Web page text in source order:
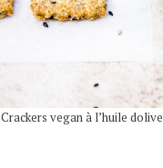
Crackers vegan à l’huile dolive